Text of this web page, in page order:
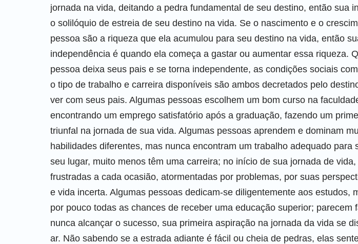
jornada na vida, deitando a pedra fundamental de seu destino, então sua
o solilóquio de estreia de seu destino na vida. Se o nascimento e o
pessoa são a riqueza que ela acumulou para seu destino na vida, então
independência é quando ela começa a gastar ou aumentar essa riqueza.
pessoa deixa seus pais e se torna independente, as condições sociais
o tipo de trabalho e carreira disponíveis são ambos decretados pelo
ver com seus pais. Algumas pessoas escolhem um bom curso na
encontrando um emprego satisfatório após a graduação, fazendo um
triunfal na jornada de sua vida. Algumas pessoas aprendem e dominam
habilidades diferentes, mas nunca encontram um trabalho adequado para
seu lugar, muito menos têm uma carreira; no início de sua jornada de
frustradas a cada ocasião, atormentadas por problemas, por suas
e vida incerta. Algumas pessoas dedicam-se diligentemente aos estudos,
por pouco todas as chances de receber uma educação superior; parecem
nunca alcançar o sucesso, sua primeira aspiração na jornada da vida se
ar. Não sabendo se a estrada adiante é fácil ou cheia de pedras, elas